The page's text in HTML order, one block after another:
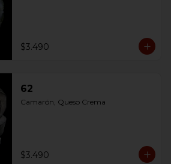
$3.490
62
Camarón, Queso Crema
$3.490